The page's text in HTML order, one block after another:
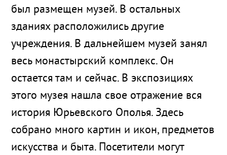
был размещен музей. В остальных
зданиях расположились другие
учреждения. В дальнейшем музей занял
весь монастырский комплекс. Он
остается там и сейчас. В экспозициях
этого музея нашла свое отражение вся
история Юрьевского Ополья. Здесь
собрано много картин и икон, предметов
искусства и быта. Посетители могут